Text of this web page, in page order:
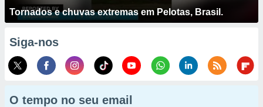
Tornados e chuvas extremas em Pelotas, Brasil.
Siga-nos
O tempo no seu email